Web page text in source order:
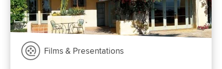
Films & Presentations